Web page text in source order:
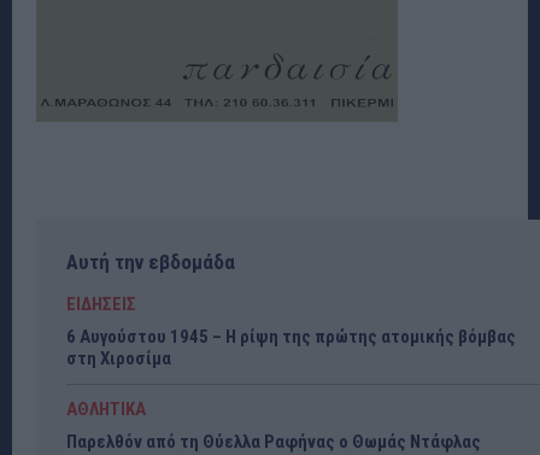
Αυτή την εβδομάδα
ΕΙΔΗΣΕΙΣ
6 Αυγούστου 1945 – Η ρίψη της πρώτης ατομικής βόμβας
στη Χιροσίμα
ΑΘΛΗΤΙΚΑ
Παρελθόν από τη Θύελλα Ραφήνας ο Θωμάς Ντάφλας